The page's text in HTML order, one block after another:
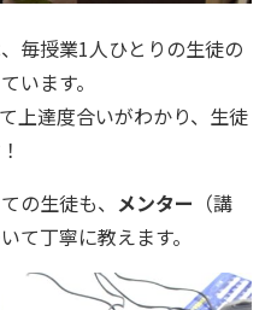
毎授業1人ひとりの生徒の
います。
上達度合いがわかり、生徒
の生徒も、 メンター （講
て丁寧に教えます。